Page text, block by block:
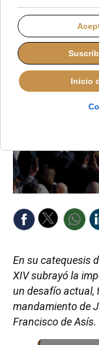
MIÉRCOLES, 12
En su catequesis
XIV subrayó la
un desafío actual,
mandamiento de
Francisco de Asís.